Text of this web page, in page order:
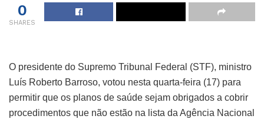
0
SHARES
O presidente do Supremo Tribunal Federal (STF), ministro
Luís Roberto Barroso, votou nesta quarta-feira (17) para
permitir que os planos de saúde sejam obrigados a cobrir
procedimentos que não estão na lista da Agência Nacional